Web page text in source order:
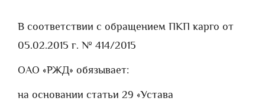
В соответствии с обращением ПКП карго от
05.02.2015 г. № 414/2015
ОАО «РЖД» обязывает:
на основании статьи 29 «Устава